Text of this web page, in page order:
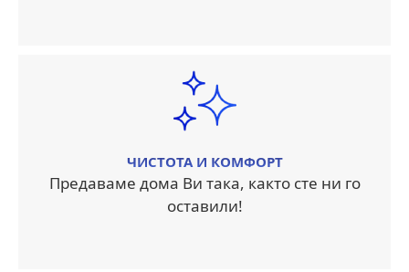
ЧИСТОТА И КОМФОРТ
Предаваме дома Ви така, както сте ни го
оставили!